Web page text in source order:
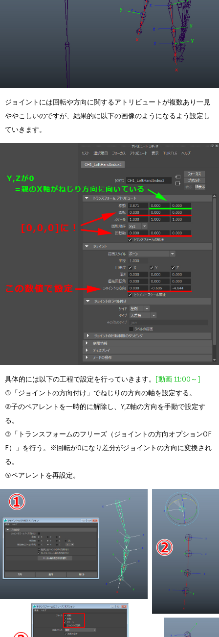
ジョイントには回転や方向に関するアトリビュートが複数あり一見
ややこしいのですが、結果的に以下の画像のようになるよう設定し
ていきます。
具体的には以下の工程で設定を行っていきます。 [動画 11:00～]
①「ジョイントの方向付け」でねじりの方向の軸を設定する。
②子のペアレントを一時的に解除し、Y,Z軸の方向を手動で設定す
る。
③「トランスフォームのフリーズ（ジョイントの方向オプションOF
F）」を行う。※回転が0になり差分がジョイントの方向に変換され
る。
④ペアレントを再設定。